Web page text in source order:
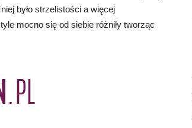
było strzelistości a więcej
mocno się od siebie różniły tworząc